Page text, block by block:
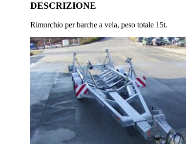
DESCRIZIONE
Rimorchio per barche a vela, peso totale 15t.